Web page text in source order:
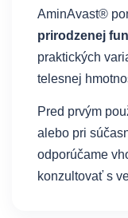
AminAvast®
prirodzenej
praktických
telesnej
Pred prvým
alebo pri
odporúčame
konzultovať s